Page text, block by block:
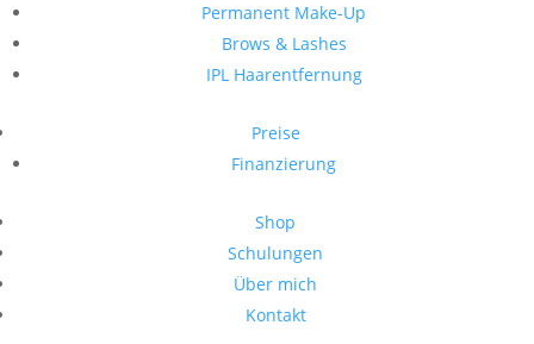
Permanent Make-Up
Brows & Lashes
IPL Haarentfernung
Preise
Finanzierung
Shop
Schulungen
Über mich
Kontakt